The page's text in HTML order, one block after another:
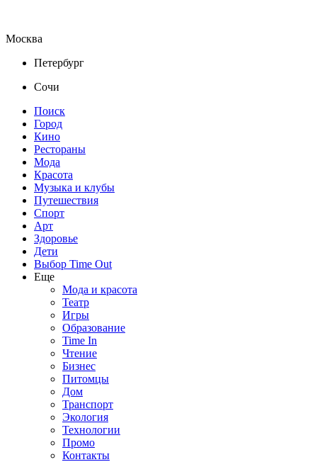
Москва
Петербург
Сочи
Поиск
Город
Кино
Рестораны
Мода
Красота
Музыка и клубы
Путешествия
Спорт
Арт
Здоровье
Дети
Выбор Time Out
Еще
Мода и красота
Театр
Игры
Образование
Time In
Чтение
Бизнес
Питомцы
Дом
Транспорт
Экология
Технологии
Промо
Контакты